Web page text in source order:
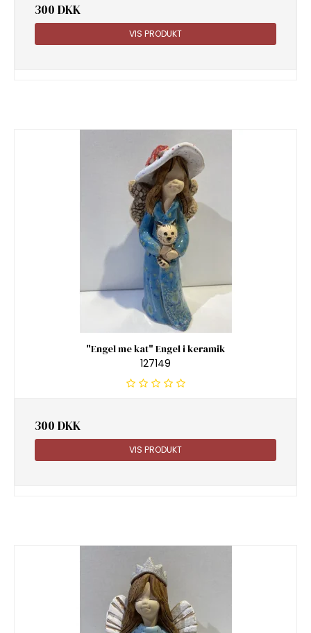
300 DKK
VIS PRODUKT
"Engel me kat" Engel i keramik
127149
300 DKK
VIS PRODUKT